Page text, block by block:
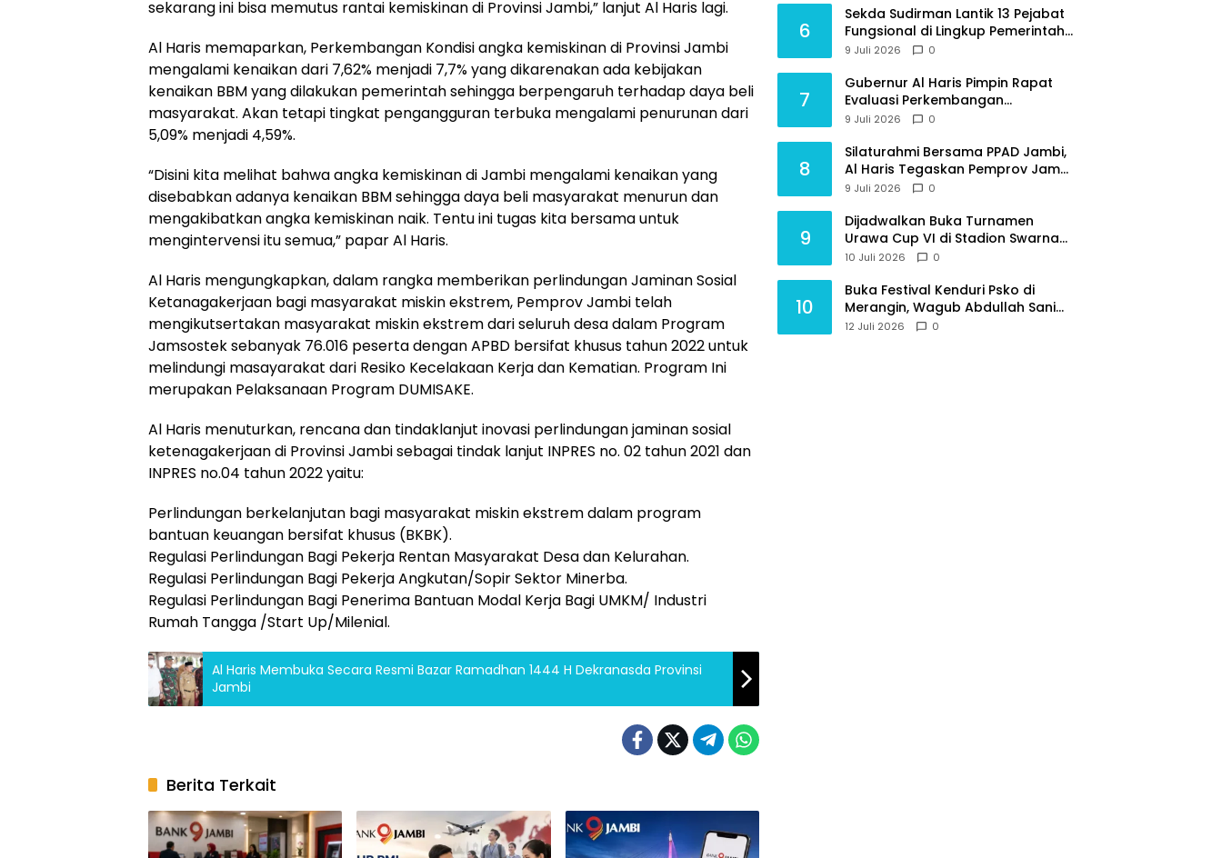
sekarang ini bisa memutus rantai kemiskinan di Provinsi Jambi,” lanjut Al Haris lagi.
Al Haris memaparkan, Perkembangan Kondisi angka kemiskinan di Provinsi Jambi
mengalami kenaikan dari 7,62% menjadi 7,7% yang dikarenakan ada kebijakan
kenaikan BBM yang dilakukan pemerintah sehingga berpengaruh terhadap daya beli
masyarakat. Akan tetapi tingkat pengangguran terbuka mengalami penurunan dari
5,09% menjadi 4,59%.
“Disini kita melihat bahwa angka kemiskinan di Jambi mengalami kenaikan yang
disebabkan adanya kenaikan BBM sehingga daya beli masyarakat menurun dan
mengakibatkan angka kemiskinan naik. Tentu ini tugas kita bersama untuk
mengintervensi itu semua,” papar Al Haris.
Al Haris mengungkapkan, dalam rangka memberikan perlindungan Jaminan Sosial
Ketanagakerjaan bagi masyarakat miskin ekstrem, Pemprov Jambi telah
mengikutsertakan masyarakat miskin ekstrem dari seluruh desa dalam Program
Jamsostek sebanyak 76.016 peserta dengan APBD bersifat khusus tahun 2022 untuk
melindungi masayarakat dari Resiko Kecelakaan Kerja dan Kematian. Program Ini
merupakan Pelaksanaan Program DUMISAKE.
Al Haris menuturkan, rencana dan tindaklanjut inovasi perlindungan jaminan sosial
ketenagakerjaan di Provinsi Jambi sebagai tindak lanjut INPRES no. 02 tahun 2021 dan
INPRES no.04 tahun 2022 yaitu:
Perlindungan berkelanjutan bagi masyarakat miskin ekstrem dalam program
bantuan keuangan bersifat khusus (BKBK).
Regulasi Perlindungan Bagi Pekerja Rentan Masyarakat Desa dan Kelurahan.
Regulasi Perlindungan Bagi Pekerja Angkutan/Sopir Sektor Minerba.
Regulasi Perlindungan Bagi Penerima Bantuan Modal Kerja Bagi UMKM/ Industri
Rumah Tangga /Start Up/Milenial.
Al Haris Membuka Secara Resmi Bazar Ramadhan 1444 H Dekranasda Provinsi
Jambi
Berita Terkait
6
Sekda Sudirman Lantik 13 Pejabat
Fungsional di Lingkup Pemerintah
Provinsi Jambi
9 Juli 2026 0
7
Gubernur Al Haris Pimpin Rapat
Evaluasi Perkembangan
Pelaksanaan Kegiatan
9 Juli 2026 0
8
Silaturahmi Bersama PPAD Jambi,
Al Haris Tegaskan Pemprov Jambi
Terus Rangkul Para Purnawirawan
9 Juli 2026 0
9
Dijadwalkan Buka Turnamen
Urawa Cup VI di Stadion Swarna
Bhumi, Gubernur Al Haris Siap
10 Juli 2026 0
10
Buka Festival Kenduri Psko di
Merangin, Wagub Abdullah Sani
Ajak Generasi Muda Jaga Budaya
12 Juli 2026 0